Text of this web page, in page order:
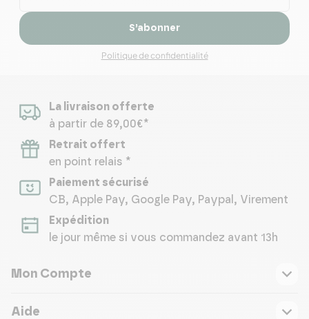
S’abonner
Politique de confidentialité
La livraison offerte
à partir de 89,00€*
Retrait offert
en point relais *
Paiement sécurisé
CB, Apple Pay, Google Pay, Paypal, Virement
Expédition
le jour même si vous commandez avant 13h
Mon Compte
Aide